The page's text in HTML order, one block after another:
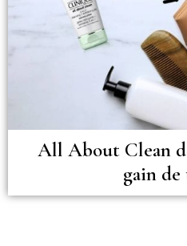
All About Clean
gain de